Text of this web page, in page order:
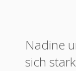
Nadine
sich